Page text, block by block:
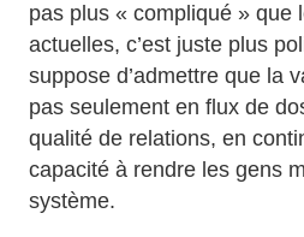
pas plus « compliqué » que
actuelles, c’est juste plus
suppose d’admettre que la
pas seulement en flux de
qualité de relations, en
capacité à rendre les gens
système.